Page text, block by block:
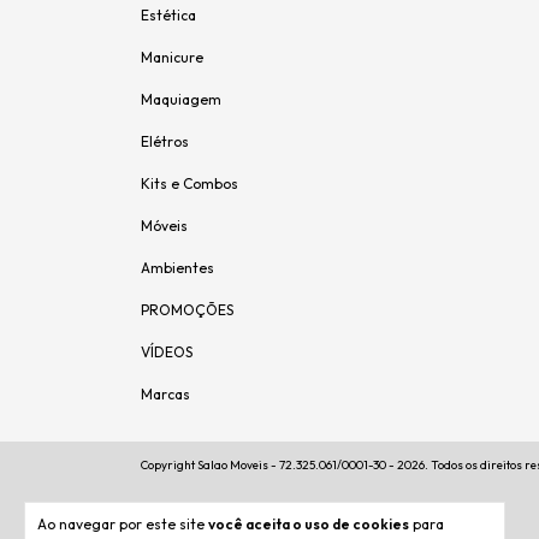
Ao navegar por este site você aceita o uso de cookies para
Estética
Manicure
Maquiagem
Elétros
Kits e Combos
Móveis
Ambientes
PROMOÇÕES
VÍDEOS
Marcas
Copyright Salao Moveis - 72.325.061/0001-30 - 2026. Todos os direitos